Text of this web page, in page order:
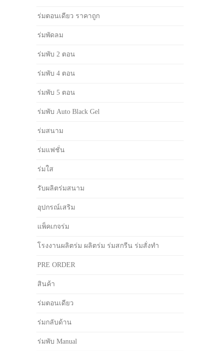
ร่มตอนเดียว ราคาถูก
ร่มพัดลม
ร่มพับ 2 ตอน
ร่มพับ 4 ตอน
ร่มพับ 5 ตอน
ร่มพับ Auto Black Gel
ร่มสนาม
ร่มแฟชั่น
ร่มใส
รับผลิตร่มสนาม
อุปกรณ์เสริม
แพ็คเกจร่ม
โรงงานผลิตร่ม ผลิตร่ม ร่มสกรีน ร่มสั่งทำ
PRE ORDER
สินค้า
ร่มตอนเดียว
ร่มกลับด้าน
ร่มพับ Manual